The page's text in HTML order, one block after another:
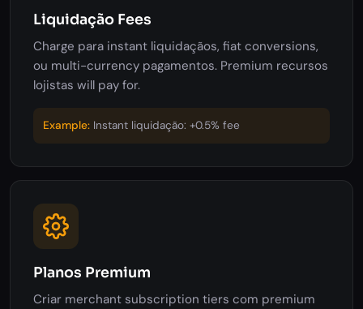
Liquidação Fees
Charge para instant liquidaçãos, fiat conversions,
ou multi-currency pagamentos. Premium recursos
lojistas will pay for.
Example: Instant liquidação: +0.5% fee
Planos Premium
Criar merchant subscription tiers com premium